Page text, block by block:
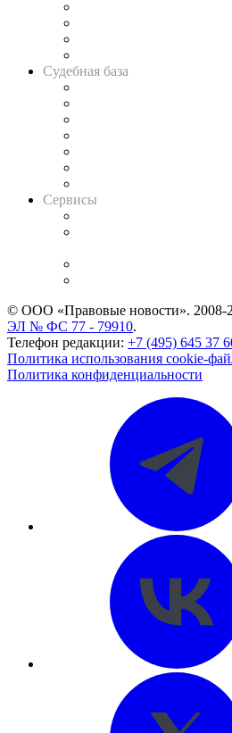
Судебная база
Сервисы
© ООО «Правовые новости». 2008-
ЭЛ № ФС 77 - 79910.
Телефон редакции: +7 (495) 645 37
Политика использования cookie-
Политика конфиденциальности